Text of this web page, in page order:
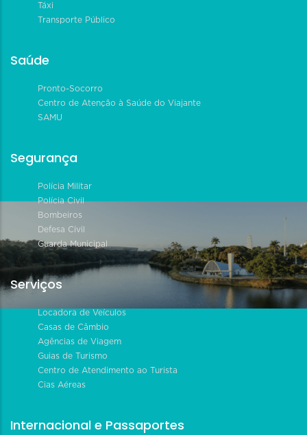
Táxi
Transporte Público
Saúde
Pronto-Socorro
Centro de Atenção à Saúde do Viajante
SAMU
Segurança
Polícia Militar
Polícia Civil
Bombeiros
Defesa Civil
Guarda Municipal
Serviços
Locadora de Veículos
Casas de Câmbio
Agências de Viagem
Guias de Turismo
Centro de Atendimento ao Turista
Cias Aéreas
Internacional e Passaportes